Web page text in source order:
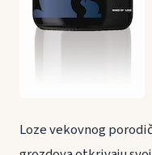
Loze vekovnog